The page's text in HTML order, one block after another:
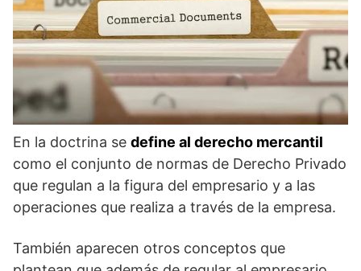
En la doctrina se define al derecho mercantil
como el conjunto de normas de Derecho Privado
que regulan a la figura del empresario y a las
operaciones que realiza a través de la empresa.
También aparecen otros conceptos que